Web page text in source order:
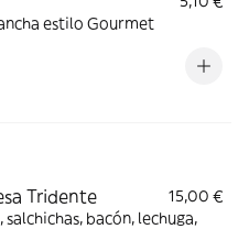
estilo Gourmet
Tridente
15,00 €
salchichas, bacón, lechuga,